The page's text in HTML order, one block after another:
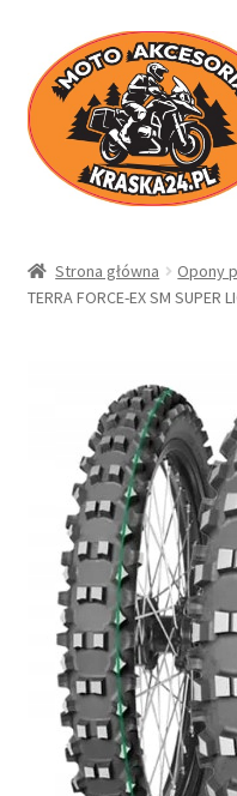
Przejdź
do
nawigacji
Przejdź
do
treści
Sklep
Moje konto
Regulamin
Polityka prywatności
Kontakt
Strona główna Opony
TERRA FORCE-EX SM SUPER